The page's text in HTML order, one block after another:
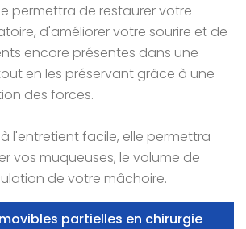
permettra de restaurer votre
d'améliorer votre sourire et de
encore présentes dans une
en les préservant grâce à une
des forces.
l'entretient facile, elle permettra
vos muqueuses, le volume de
de votre mâchoire.
partielles en chirurgie